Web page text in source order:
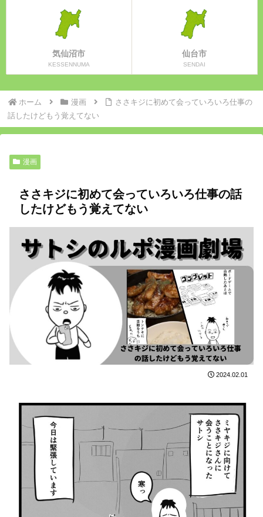
気仙沼市
KESSENNUMA
仙台市
SENDAI
ホーム 漫画
ささキジに初めて会っていろいろ仕事の
話したけどもう覚えてない
漫画
ささキジに初めて会っていろいろ仕事の話
したけどもう覚えてない
2024.02.01